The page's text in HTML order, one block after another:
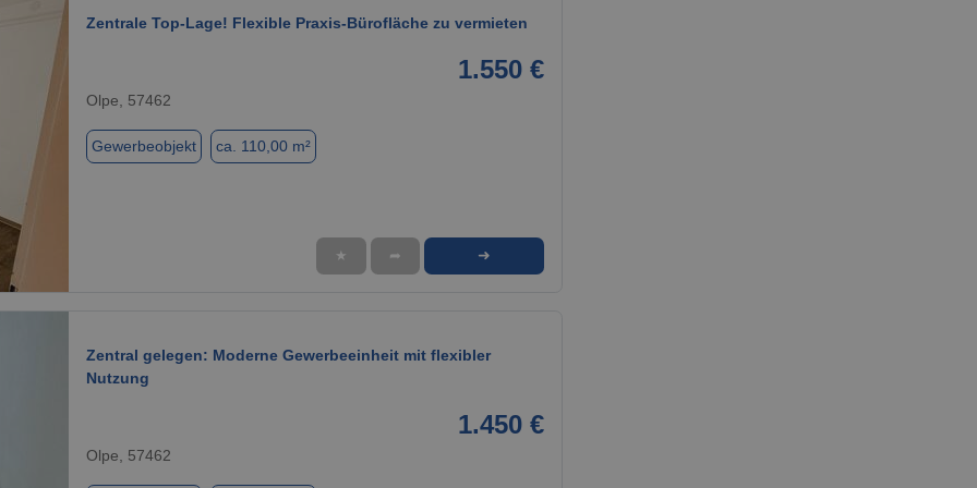
Zentrale Top-Lage! Flexible Praxis-Bürofläche zu vermieten
1.550 €
Olpe, 57462
Gewerbeobjekt ca. 110,00 m²
★ ➦ ➜
Zentral gelegen: Moderne Gewerbeeinheit mit flexibler
Nutzung
1.450 €
Olpe, 57462